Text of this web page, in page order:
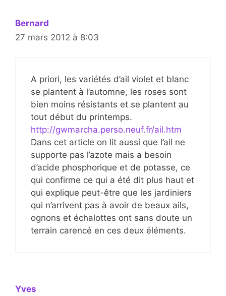
Bernard
27 mars 2012 à 8:03
A priori, les variétés d’ail violet et blanc
se plantent à l’automne, les roses sont
bien moins résistants et se plantent au
tout début du printemps.
http://gwmarcha.perso.neuf.fr/ail.htm
Dans cet article on lit aussi que l’ail ne
supporte pas l’azote mais a besoin
d’acide phosphorique et de potasse, ce
qui confirme ce qui a été dit plus haut et
qui explique peut-être que les jardiniers
qui n’arrivent pas à avoir de beaux ails,
ognons et échalottes ont sans doute un
terrain carencé en ces deux éléments.
Yves